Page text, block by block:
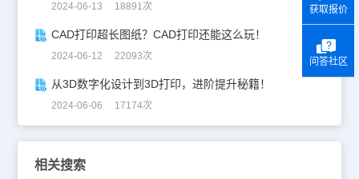
2024-06-13 18891次
CAD打印超长图纸？CAD打印还能这么玩！
2024-06-12 22093次
从3D数字化设计到3D打印，进阶提升秘籍！
2024-06-06 17174次
相关搜索
获取报价
问答社区